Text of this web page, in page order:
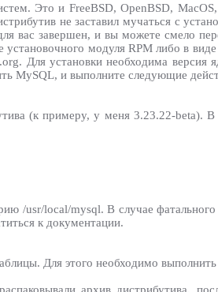
Это и FreeBSD, OpenBSD,
не заставил мучаться с
вас завершен, и вы можете смело
модуля RPM либо в
Для установки необходима
MySQL, и выполните следующие
(к примеру, у меня 3.23.22-beta). В
/usr/local/mysql. В случае
к документации.
Для этого необходимо
архив дистрибутива,